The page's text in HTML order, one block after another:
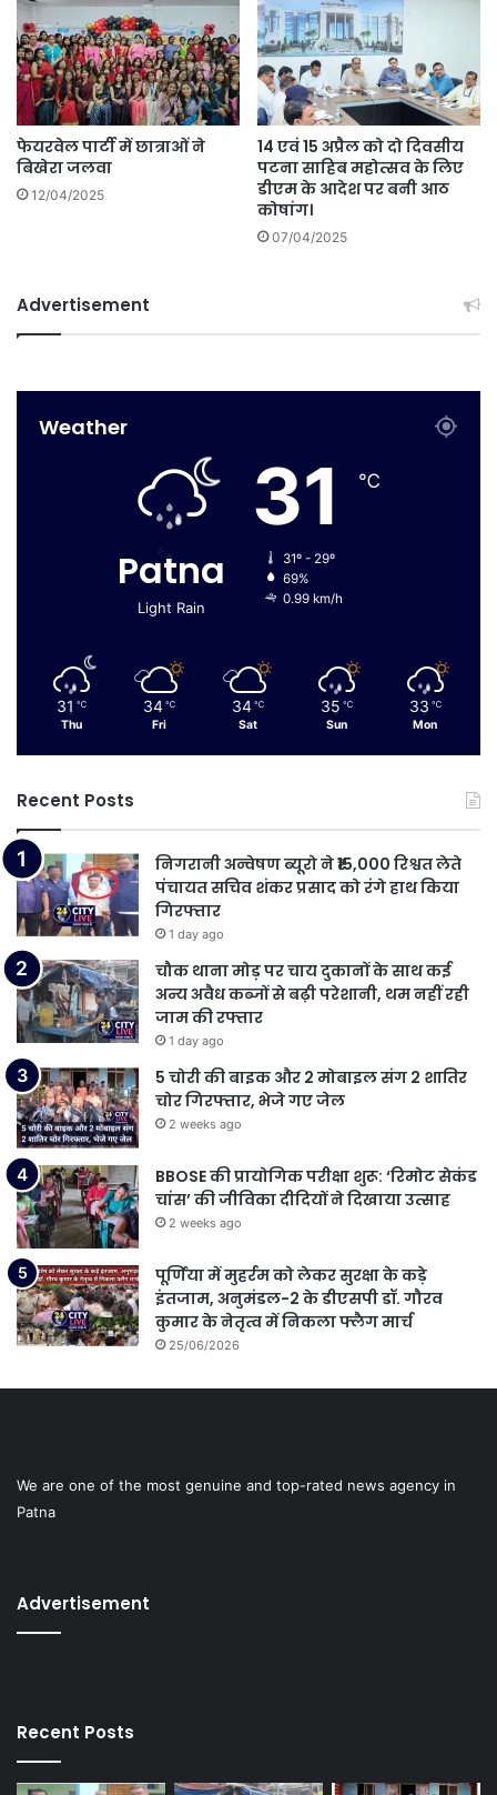
फेयरवेल पार्टी में छात्राओं ने
बिखेरा जलवा
12/04/2025
14 एवं 15 अप्रैल को दो दिवसीय
पटना साहिब महोत्सव के लिए
डीएम के आदेश पर बनी आठ
कोषांग।
07/04/2025
Advertisement
Weather
Patna
Light Rain
31 ℃
31º - 29º
69%
0.99 km/h
31 ℃
Thu
34 ℃
Fri
34 ℃
Sat
35 ℃
Sun
33 ℃
Mon
Recent Posts
निगरानी अन्वेषण ब्यूरो ने ₹15,000 रिश्वत लेते
पंचायत सचिव शंकर प्रसाद को रंगे हाथ किया
गिरफ्तार
1 day ago
चौक थाना मोड़ पर चाय दुकानों के साथ कई
अन्य अवैध कब्जों से बढ़ी परेशानी, थम नहीं रही
जाम की रफ्तार
1 day ago
5 चोरी की बाइक और 2 मोबाइल संग 2 शातिर
चोर गिरफ्तार, भेजे गए जेल
2 weeks ago
BBOSE की प्रायोगिक परीक्षा शुरू: ‘रिमोट सेकंड
चांस’ की जीविका दीदियों ने दिखाया उत्साह
2 weeks ago
पूर्णिया में मुहर्रम को लेकर सुरक्षा के कड़े
इंतजाम, अनुमंडल-2 के डीएसपी डॉ. गौरव
कुमार के नेतृत्व में निकला फ्लैग मार्च
25/06/2026
We are one of the most genuine and top-rated news agency in
Patna
Advertisement
Recent Posts